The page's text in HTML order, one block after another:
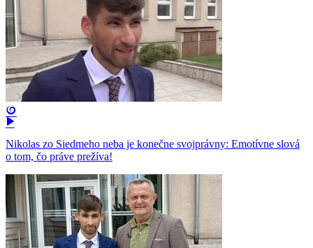
Nikolas zo Siedmeho neba je konečne svojprávny: Emotívne slová
o tom, čo práve prežíva!